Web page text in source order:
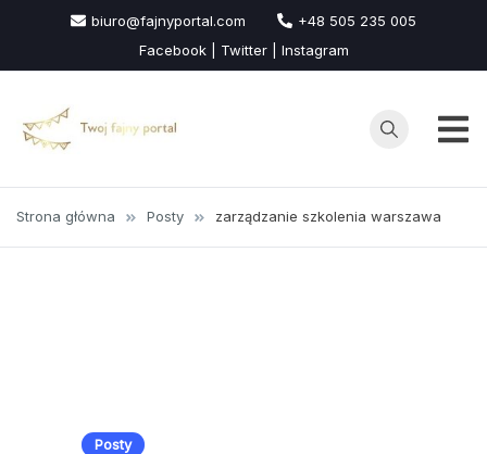
treści
biuro@fajnyportal.com
+48 505 235 005
Facebook | Twitter | Instagram
Strona główna Posty zarządzanie szkolenia warszawa
Posty